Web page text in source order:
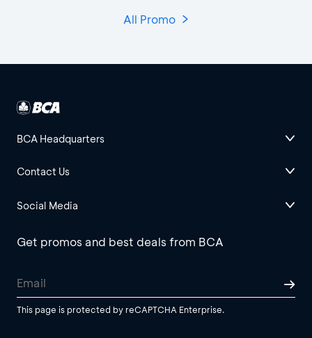
All Promo
BCA Headquarters
Contact Us
Social Media
Get promos and best deals from BCA
This page is protected by reCAPTCHA Enterprise.